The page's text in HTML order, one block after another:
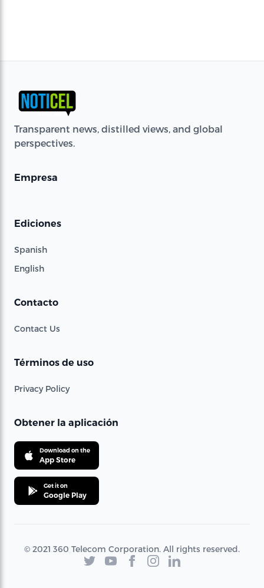
Transparent news, distilled views, and global
perspectives.
Empresa
Ediciones
Spanish
English
Contacto
Contact Us
Términos de uso
Privacy Policy
Obtener la aplicación
Download on the
App Store
Get it on
Google Play
© 2021 360 Telecom Corporation. All rights reserved.